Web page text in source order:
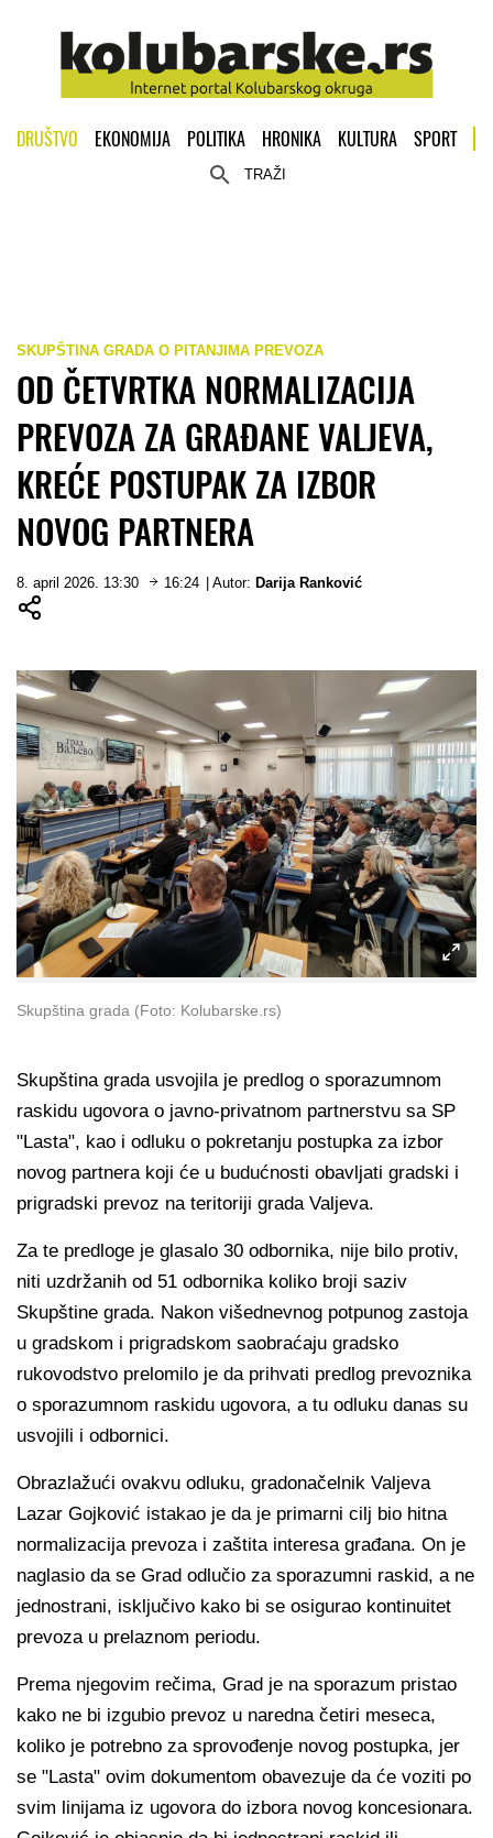
DRUŠTVO EKONOMIJA POLITIKA HRONIKA KULTURA SPORT
TRAŽI
SKUPŠTINA GRADA O PITANJIMA PREVOZA
OD ČETVRTKA NORMALIZACIJA
PREVOZA ZA GRAĐANE VALJEVA,
KREĆE POSTUPAK ZA IZBOR
NOVOG PARTNERA
8. april 2026. 13:30 16:24 | Autor: Darija Ranković
Skupština grada (Foto: Kolubarske.rs)
Skupština grada usvojila je predlog o sporazumnom
raskidu ugovora o javno-privatnom partnerstvu sa SP
"Lasta", kao i odluku o pokretanju postupka za izbor
novog partnera koji će u budućnosti obavljati gradski i
prigradski prevoz na teritoriji grada Valjeva.
Za te predloge je glasalo 30 odbornika, nije bilo protiv,
niti uzdržanih od 51 odbornika koliko broji saziv
Skupštine grada. Nakon višednevnog potpunog zastoja
u gradskom i prigradskom saobraćaju gradsko
rukovodstvo prelomilo je da prihvati predlog prevoznika
o sporazumnom raskidu ugovora, a tu odluku danas su
usvojili i odbornici.
Obrazlažući ovakvu odluku, gradonačelnik Valjeva
Lazar Gojković istakao je da je primarni cilj bio hitna
normalizacija prevoza i zaštita interesa građana. On je
naglasio da se Grad odlučio za sporazumni raskid, a ne
jednostrani, isključivo kako bi se osigurao kontinuitet
prevoza u prelaznom periodu.
Prema njegovim rečima, Grad je na sporazum pristao
kako ne bi izgubio prevoz u naredna četiri meseca,
koliko je potrebno za sprovođenje novog postupka, jer
se "Lasta" ovim dokumentom obavezuje da će voziti po
svim linijama iz ugovora do izbora novog koncesionara.